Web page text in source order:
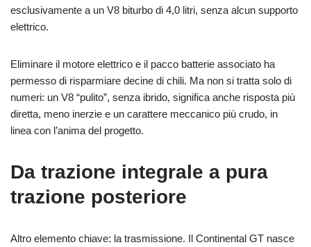
esclusivamente a un V8 biturbo di 4,0 litri, senza alcun supporto
elettrico.
Eliminare il motore elettrico e il pacco batterie associato ha
permesso di risparmiare decine di chili. Ma non si tratta solo di
numeri: un V8 “pulito”, senza ibrido, significa anche risposta più
diretta, meno inerzie e un carattere meccanico più crudo, in
linea con l’anima del progetto.
Da trazione integrale a pura
trazione posteriore
Altro elemento chiave: la trasmissione. Il Continental GT nasce